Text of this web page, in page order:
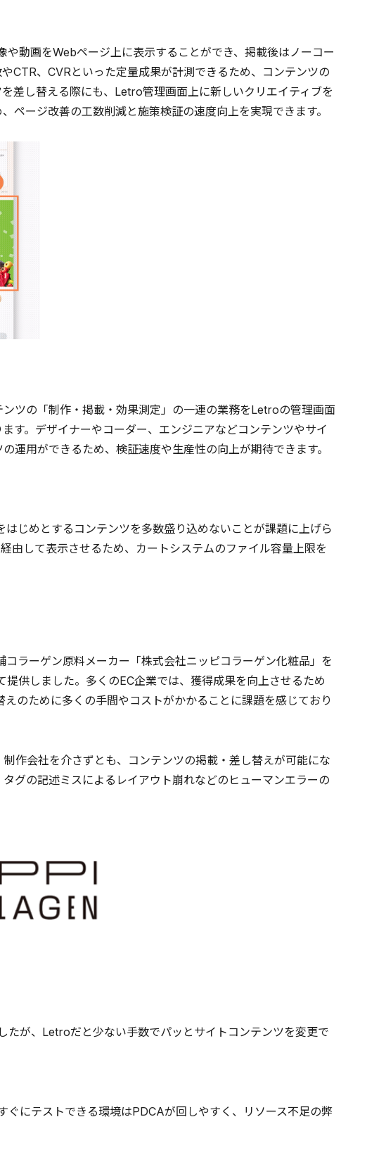
動画をWebページ上に表示することができ、掲載後はノーコー
CTR、CVRといった定量成果が計測できるため、コンテンツの
差し替える際にも、Letro管理画面上に新しいクリエイティブを
ページ改善の工数削減と施策検証の速度向上を実現できます。
ツの「制作・掲載・効果測定」の一連の業務をLetroの管理画面
す。デザイナーやコーダー、エンジニアなどコンテンツやサイ
運用ができるため、検証速度や生産性の向上が期待できます。
じめとするコンテンツを多数盛り込めないことが課題に上げら
して表示させるため、カートシステムのファイル容量上限を
ラーゲン原料メーカー「株式会社ニッピコラーゲン化粧品」を
供しました。多くのEC企業では、獲得成果を向上させるため
のために多くの手間やコストがかかることに課題を感じており
作会社を介さずとも、コンテンツの掲載・差し替えが可能にな
グの記述ミスによるレイアウト崩れなどのヒューマンエラーの
が、Letroだと少ない手数でパッとサイトコンテンツを変更で
にテストできる環境はPDCAが回しやすく、リソース不足の弊